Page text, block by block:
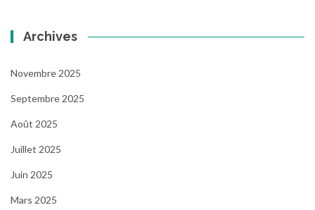
Archives
Novembre 2025
Septembre 2025
Août 2025
Juillet 2025
Juin 2025
Mars 2025